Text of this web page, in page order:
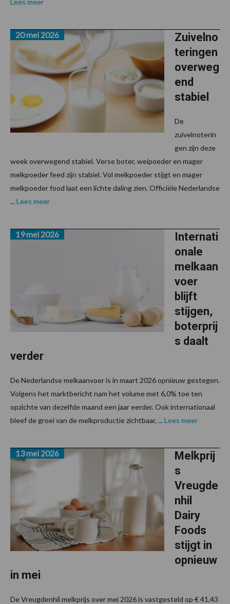
Lees meer
Zuivelno
teringen
overweg
end
stabiel
20 mei 2026
De
zuivelnoterin
gen zijn deze
week overwegend stabiel. Verse boter, weipoeder en mager
melkpoeder feed zijn stabiel. Vol melkpoeder stijgt en mager
melkpoeder food laat een lichte daling zien. Officiële Nederlandse
... Lees meer
Internati
onale
melkaan
voer
blijft
stijgen,
boterprij
s daalt
verder
19 mei 2026
De Nederlandse melkaanvoer is in maart 2026 opnieuw gestegen.
Volgens het marktbericht nam het volume met 6,0% toe ten
opzichte van dezelfde maand een jaar eerder. Ook internationaal
bleef de groei van de melkproductie zichtbaar, ... Lees meer
Melkprij
s
Vreugde
nhil
Dairy
Foods
stijgt in
opnieuw
in mei
13 mei 2026
De Vreugdenhil melkprijs over mei 2026 is vastgesteld op € 41,43